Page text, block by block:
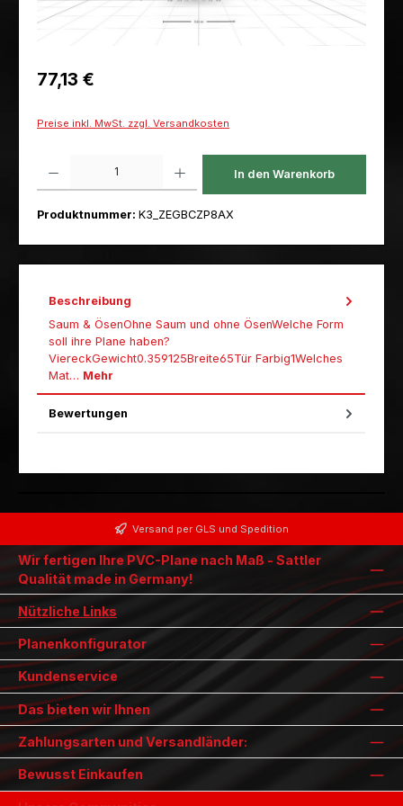
Regulärer Preis:
77,13 €
Preise inkl. MwSt. zzgl. Versandkosten
In den Warenkorb
Produktnummer: K3_ZEGBCZP8AX
Beschreibung
Saum & ÖsenOhne Saum und ohne ÖsenWelche Form
soll ihre Plane haben?
ViereckGewicht0.359125Breite65Tür Farbig1Welches
Mat… Mehr
Bewertungen
Versand per GLS und Spedition
Wir fertigen Ihre PVC-Plane nach Maß - Sattler
Qualität made in Germany!
Nützliche Links
Planenkonfigurator
Kundenservice
Das bieten wir Ihnen
Zahlungsarten und Versandländer:
Bewusst Einkaufen